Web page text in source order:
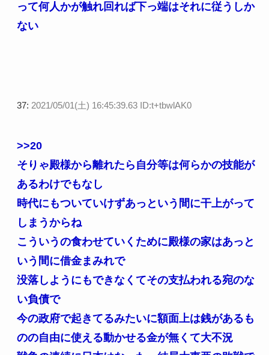
って何人かが触れ回れば下っ端はそれに従うしか
ない
37: 2021/05/01(土) 16:45:39.63 ID:t+tbwlAK0
>>20
そりゃ殿様から離れたら自分等は何らかの技能が
あるわけでもなし
時代にもついていけずあっという間に干上がって
しまうからね
こういうの食わせていくために殿様の家はあっと
いう間に借金まみれで
没落しようにもできなくてその支払われる宛のな
い負債で
今の政府で起きてるみたいに額面上は銭があるも
のの自由に使える動かせる金が無くて大不況